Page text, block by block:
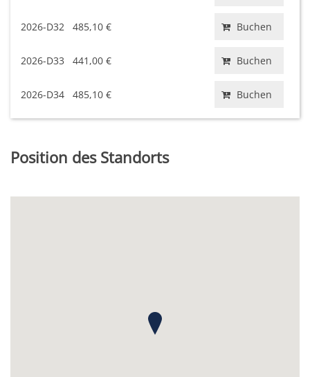
2026-D32 485,10 € Buchen
2026-D33 441,00 € Buchen
2026-D34 485,10 € Buchen
Position des Standorts